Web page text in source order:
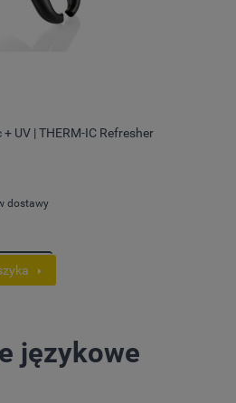
UV | THERM-IC Refresher
dostawy
językowe